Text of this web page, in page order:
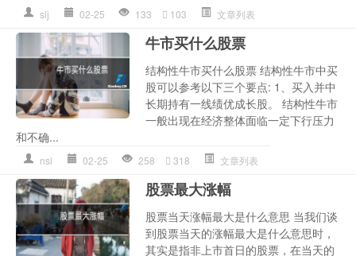
slj 02-25 133 103 文章列表
牛市买什么股票
结构性牛市买什么股票 结构性牛市中买
股可以参考以下三个要点: 1、买入并中
长期持有一线绩优成长股。 结构性牛市
一般出现在经济整体面临一定下行压力
和不确...
nsl 02-25 258 318 文章列表
股票最大涨幅
股票当天涨幅最大是什么意思 当我们谈
到股票当天的涨幅最大是什么意思时，
其实是指非上市首日的股票，在当天的